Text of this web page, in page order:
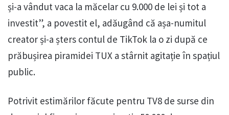
și-a vândut vaca la măcelar cu 9.000 de lei și tot a
investit”, a povestit el, adăugând că așa-numitul
creator și-a șters contul de TikTok la o zi după ce
prăbușirea piramidei TUX a stârnit agitație în spațiul
public.
Potrivit estimărilor făcute pentru TV8 de surse din